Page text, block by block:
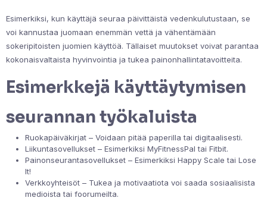
Esimerkiksi, kun käyttäjä seuraa päivittäistä vedenkulutustaan, se
voi kannustaa juomaan enemmän vettä ja vähentämään
sokeripitoisten juomien käyttöä. Tällaiset muutokset voivat parantaa
kokonaisvaltaista hyvinvointia ja tukea painonhallintatavoitteita.
Esimerkkejä käyttäytymisen
seurannan työkaluista
Ruokapäiväkirjat – Voidaan pitää paperilla tai digitaalisesti.
Liikuntasovellukset – Esimerkiksi MyFitnessPal tai Fitbit.
Painonseurantasovellukset – Esimerkiksi Happy Scale tai Lose
It!
Verkkoyhteisöt – Tukea ja motivaatiota voi saada sosiaalisista
medioista tai foorumeilta.